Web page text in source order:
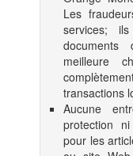
Les
services;
meilleure
transactions
Aucune
protection
pour les